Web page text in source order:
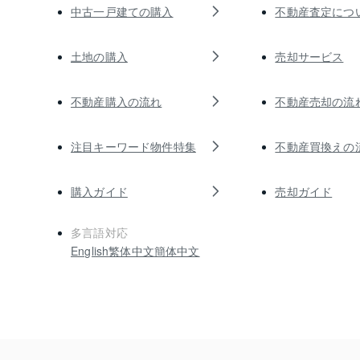
中古一戸建ての購入
土地の購入
不動産購入の流れ
注目キーワード物件特集
購入ガイド
多言語対応
English繁体中文簡体中文
不動産査定につ
売却サービス
不動産売却の流
不動産買換えの
売却ガイド